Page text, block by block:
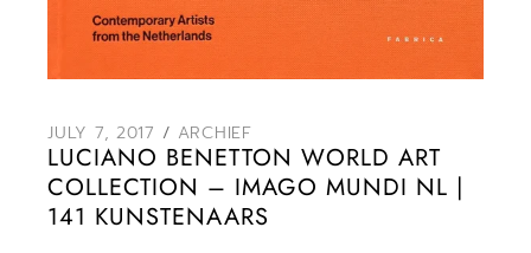
JULY 7, 2017 ARCHIEF
LUCIANO BENETTON WORLD ART
COLLECTION – IMAGO MUNDI NL |
141 KUNSTENAARS